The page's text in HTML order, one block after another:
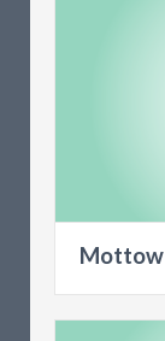
Mottow